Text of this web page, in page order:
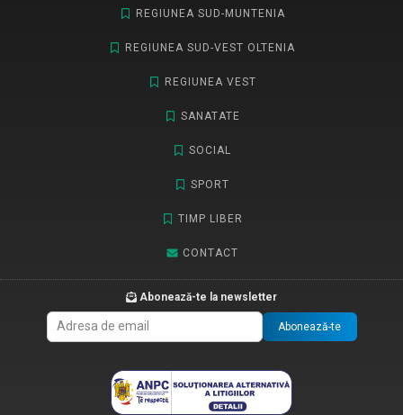
REGIUNEA SUD-MUNTENIA
REGIUNEA SUD-VEST OLTENIA
REGIUNEA VEST
SANATATE
SOCIAL
SPORT
TIMP LIBER
CONTACT
Abonează-te la newsletter
Abonează-te